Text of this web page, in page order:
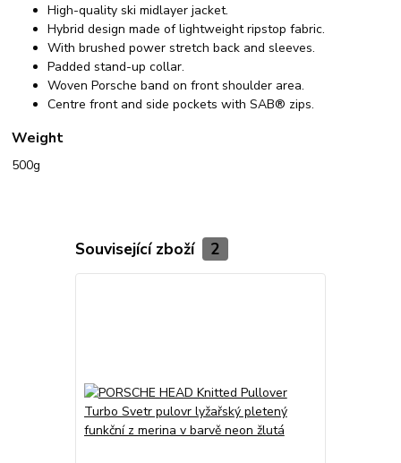
High-quality ski midlayer jacket.
Hybrid design made of lightweight ripstop fabric.
With brushed power stretch back and sleeves.
Padded stand-up collar.
Woven Porsche band on front shoulder area.
Centre front and side pockets with SAB® zips.
Weight
500g
Související zboží 2